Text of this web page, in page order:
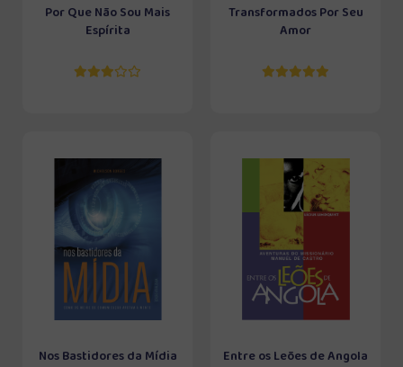
Por Que Não Sou Mais
Espírita
Transformados Por Seu
Amor
Nos Bastidores da Mídia Entre os Leões de Angola